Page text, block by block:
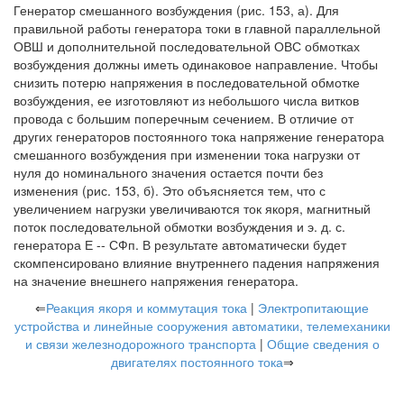
Генератор смешанного возбуждения (рис. 153, а). Для
правильной работы генератора токи в главной параллельной
ОВШ и дополнительной последовательной ОВС обмотках
возбуждения должны иметь одинаковое направление. Чтобы
снизить потерю напряжения в последовательной обмотке
возбуждения, ее изготовляют из небольшого числа витков
провода с большим поперечным сечением. В отличие от
других генераторов постоянного тока напряжение генератора
смешанного возбуждения при изменении тока нагрузки от
нуля до номинального значения остается почти без
изменения (рис. 153, б). Это объясняется тем, что с
увеличением нагрузки увеличиваются ток якоря, магнитный
поток последовательной обмотки возбуждения и э. д. с.
генератора Е -- СФп. В результате автоматически будет
скомпенсировано влияние внутреннего падения напряжения
на значение внешнего напряжения генератора.
⇐Реакция якоря и коммутация тока | Электропитающие
устройства и линейные сооружения автоматики, телемеханики
и связи железнодорожного транспорта| Общие сведения о
двигателях постоянного тока⇒